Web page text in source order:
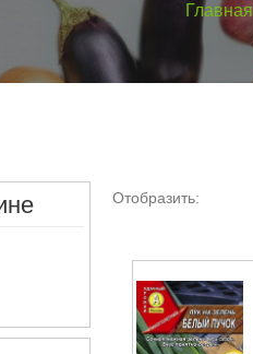
Главная
Отобразить: